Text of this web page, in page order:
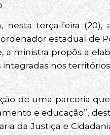
nesta terça-feira (20),
estadual de
a ministra propôs a
nos
de uma parceria
e educação”,
da Justiça e